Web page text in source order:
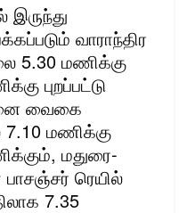
இருந்து
வாராந்திர
5.30 மணிக்கு
புறப்பட்டு
வைகை
மணிக்கு
மதுரை-
ரெயில்
7.35